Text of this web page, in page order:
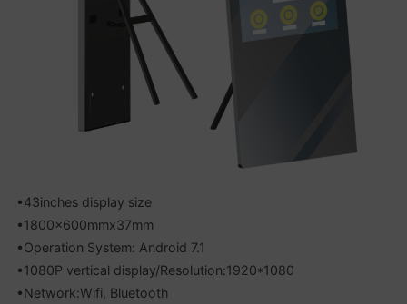
•43inches display size
•1800x600mmx37mm
•Operation System: Android 7.1
•1080P vertical display/Resolution:1920*1080
•Network:Wifi, Bluetooth